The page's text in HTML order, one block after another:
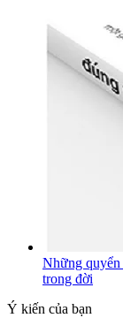
Những quyển
trong đời
Ý kiến của bạn